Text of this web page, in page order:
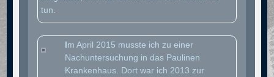
tun.
Im April 2015 musste ich zu einer
Nachuntersuchung in das Paulinen
Krankenhaus. Dort war ich 2013 zur